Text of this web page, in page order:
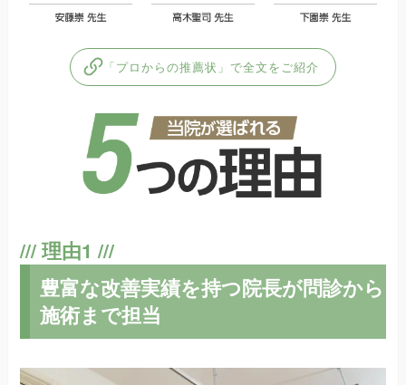
「プロからの推薦状」で全文をご紹介
豊富な改善実績を持つ院長が問診から
施術まで担当